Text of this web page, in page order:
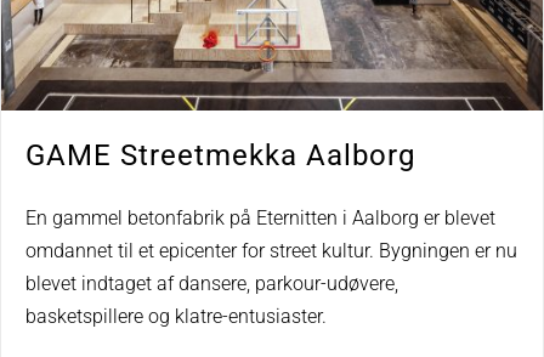
GAME Streetmekka Aalborg
En gammel betonfabrik på Eternitten i Aalborg er blevet
omdannet til et epicenter for street kultur. Bygningen er nu
blevet indtaget af dansere, parkour-udøvere,
basketspillere og klatre-entusiaster.